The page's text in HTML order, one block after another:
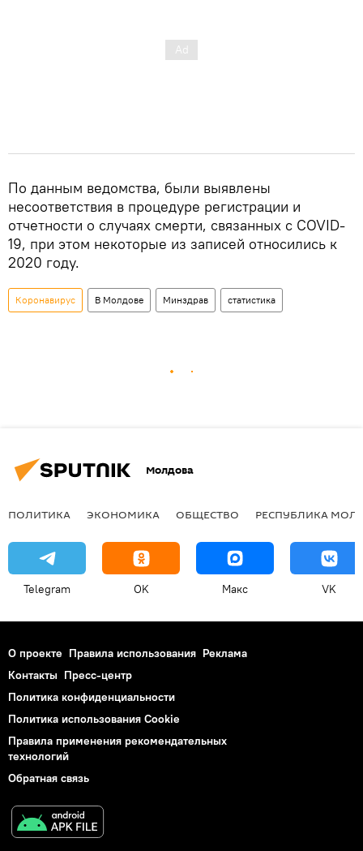
По данным ведомства, были выявлены
несоответствия в процедуре регистрации и
отчетности о случаях смерти, связанных с COVID-
19, при этом некоторые из записей относились к
2020 году.
Коронавирус В Молдове Минздрав статистика
Молдова
ПОЛИТИКА ЭКОНОМИКА ОБЩЕСТВО РЕСПУБЛИКА
Telegram OK Макс VK
О проекте Правила использования Реклама
Контакты Пресс-центр
Политика конфиденциальности
Политика использования Cookie
Правила применения рекомендательных
технологий
Обратная связь